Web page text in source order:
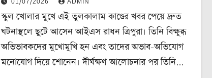
স্কুল খোলার মুখে এই তুলকালাম কাণ্ডের খবর পেয়ে দ্রুত
ঘটনাস্থলে ছুটে আসেন আইএস রাধন ত্রিপুরা। তিনি বিক্ষুব্ধ
অভিভাবকদের মুখোমুখি হন এবং তাদের অভাব-অভিযোগ
মনোযোগ দিয়ে শোনেন। দীর্ঘক্ষণ আলোচনার পর তিনি…